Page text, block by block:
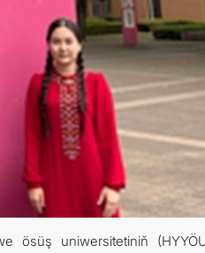
AND USEFUL INFORMATION
ösüş uniwersitetiniň